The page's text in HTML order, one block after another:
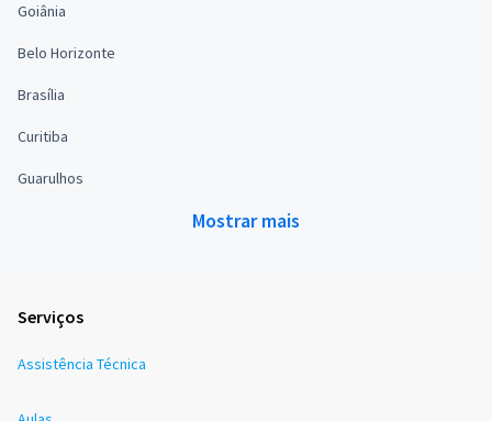
Goiânia
Belo Horizonte
Brasília
Curitiba
Guarulhos
Mostrar mais
Serviços
Assistência Técnica